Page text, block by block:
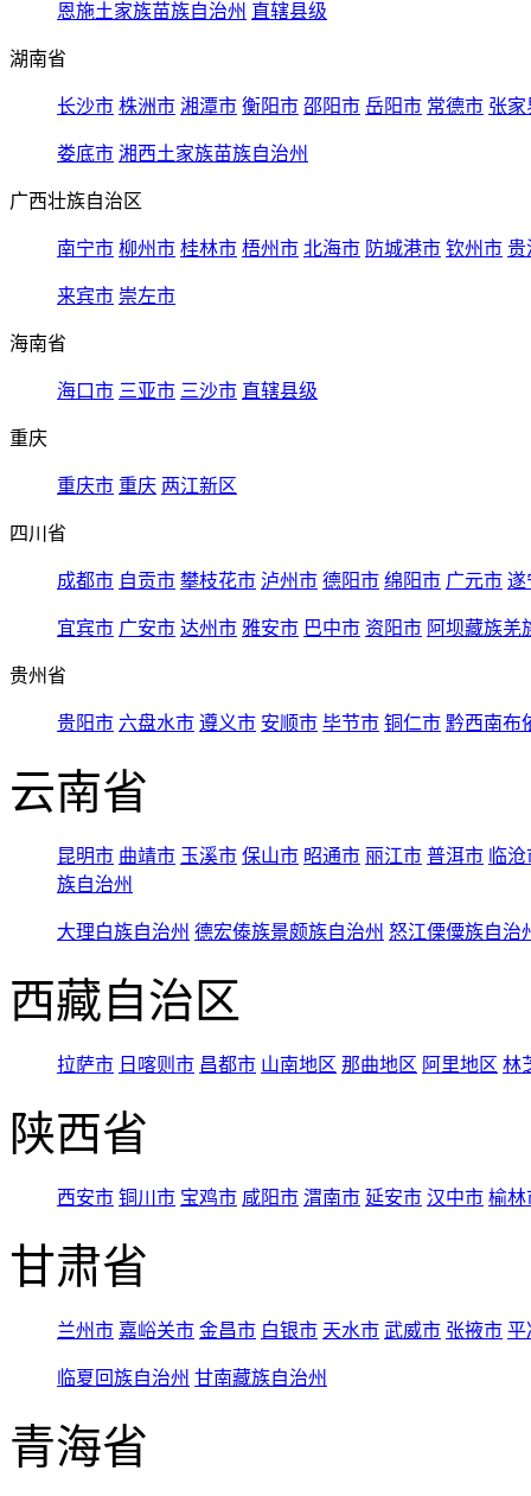
恩施土家族苗族自治州 直辖县级
湖南省
长沙市 株洲市 湘潭市 衡阳市 邵阳市 岳阳市 常德市 张家
娄底市 湘西土家族苗族自治州
广西壮族自治区
南宁市 柳州市 桂林市 梧州市 北海市 防城港市 钦州市 贵
来宾市 崇左市
海南省
海口市 三亚市 三沙市 直辖县级
重庆
重庆市 重庆 两江新区
四川省
成都市 自贡市 攀枝花市 泸州市 德阳市 绵阳市 广元市 遂
宜宾市 广安市 达州市 雅安市 巴中市 资阳市 阿坝藏族羌
贵州省
贵阳市 六盘水市 遵义市 安顺市 毕节市 铜仁市 黔西南布
云南省
昆明市 曲靖市 玉溪市 保山市 昭通市 丽江市 普洱市 临
族自治州
大理白族自治州 德宏傣族景颇族自治州 怒江傈僳族自治
西藏自治区
拉萨市 日喀则市 昌都市 山南地区 那曲地区 阿里地区 林
陕西省
西安市 铜川市 宝鸡市 咸阳市 渭南市 延安市 汉中市 榆林
甘肃省
兰州市 嘉峪关市 金昌市 白银市 天水市 武威市 张掖市 平
临夏回族自治州 甘南藏族自治州
青海省